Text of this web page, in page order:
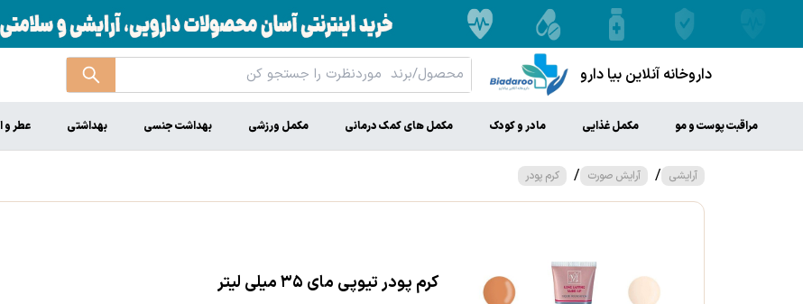
داروخانه آنلاین بیا دارو
مراقبت پوست و مو مکمل غذایی مادر و کودک مکمل های کمک درمانی مکمل ورزشی بهداشت جنسی بهداشتی عطر و
آرایشی / آرایش صورت / کرم پودر
کرم پودر تیوپی مای ۳۵ میلی لیتر